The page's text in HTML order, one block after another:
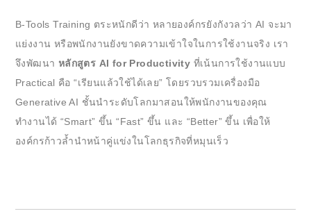
B-Tools Training ตระหนักดีว่า หลายองค์กรยังกังวลว่า AI จะมา
แย่งงาน หรือพนักงานยังขาดความเข้าใจในการใช้งานจริง เรา
จึงพัฒนา หลักสูตร AI for Productivity ที่เน้นการใช้งานแบบ
Practical คือ “เรียนแล้วใช้ได้เลย” โดยรวบรวมเครื่องมือ
Generative AI ชั้นนำระดับโลกมาสอนให้พนักงานของคุณ
ทำงานได้ “Smart” ขึ้น “Fast” ขึ้น และ “Better” ขึ้น เพื่อให้
องค์กรก้าวล้ำนำหน้าคู่แข่งในโลกธุรกิจที่หมุนเร็ว